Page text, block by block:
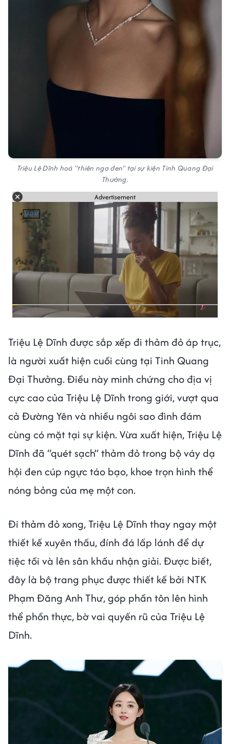
Triệu Lệ Dĩnh hoá "thiên nga đen" tại sự kiện Tinh Quang Đại
Thưởng.
Advertisement
Triệu Lệ Dĩnh được sắp xếp đi thảm đỏ áp trục,
là người xuất hiện cuối cùng tại Tinh Quang
Đại Thưởng. Điều này minh chứng cho địa vị
cực cao của Triệu Lệ Dĩnh trong giới, vượt qua
cả Đường Yên và nhiều ngôi sao đình đám
cùng có mặt tại sự kiện. Vừa xuất hiện, Triệu Lệ
Dĩnh đã “quét sạch” thảm đỏ trong bộ váy dạ
hội đen cúp ngực táo bạo, khoe trọn hình thể
nóng bỏng của mẹ một con.
Đi thảm đỏ xong, Triệu Lệ Dĩnh thay ngay một
thiết kế xuyên thấu, đính đá lấp lánh để dự
tiệc tối và lên sân khấu nhận giải. Được biết,
đây là bộ trang phục được thiết kế bởi NTK
Phạm Đăng Anh Thư, góp phần tôn lên hình
thể phồn thực, bờ vai quyến rũ của Triệu Lệ
Dĩnh.